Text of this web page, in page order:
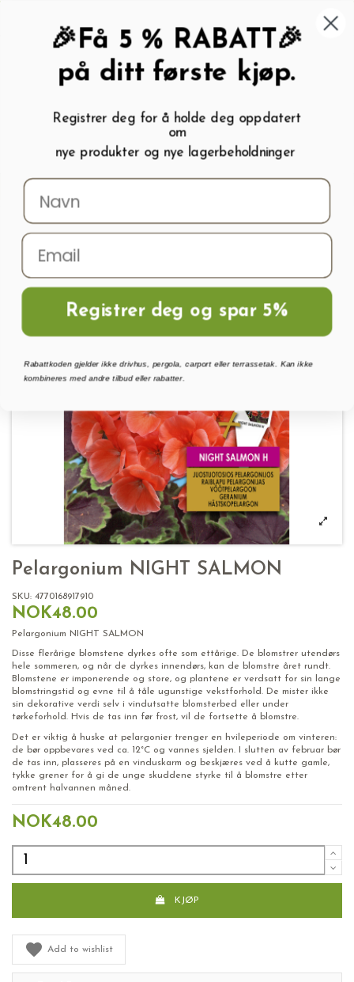
My wishlist ( 0
Menu Søk Logg inn Handlevogn
Hjem
Pelargonium NIGHT SALMON
SKU: 4770168917910
NOK48.00
Pelargonium NIGHT SALMON
Disse flerårige blomstene dyrkes ofte som ettårige. De blomstrer utendørs
hele sommeren, og når de dyrkes innendørs, kan de blomstre året rundt.
Blomstene er imponerende og store, og plantene er verdsatt for sin lange
blomstringstid og evne til å tåle ugunstige vekstforhold. De mister ikke
sin dekorative verdi selv i vindutsatte blomsterbed eller under
tørkeforhold. Hvis de tas inn før frost, vil de fortsette å blomstre.
Det er viktig å huske at pelargonier trenger en hvileperiode om vinteren:
de bør oppbevares ved ca. 12°C og vannes sjelden. I slutten av februar bør
de tas inn, plasseres på en vinduskarm og beskjæres ved å kutte gamle,
tykke grener for å gi de unge skuddene styrke til å blomstre etter
omtrent halvannen måned.
NOK48.00
KJØP
Add to wishlist
🎉Få 5 % RABATT🎉
på ditt første kjøp.
Registrer deg for å holde deg oppdatert
om
nye produkter og nye lagerbeholdninger
Registrer deg og spar 5%
Rabattkoden gjelder ikke drivhus, pergola, carport eller terrassetak. Kan ikke
kombineres med andre tilbud eller rabatter.